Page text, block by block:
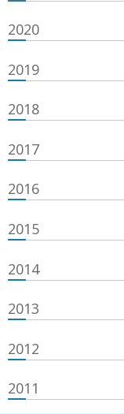
2020
2019
2018
2017
2016
2015
2014
2013
2012
2011